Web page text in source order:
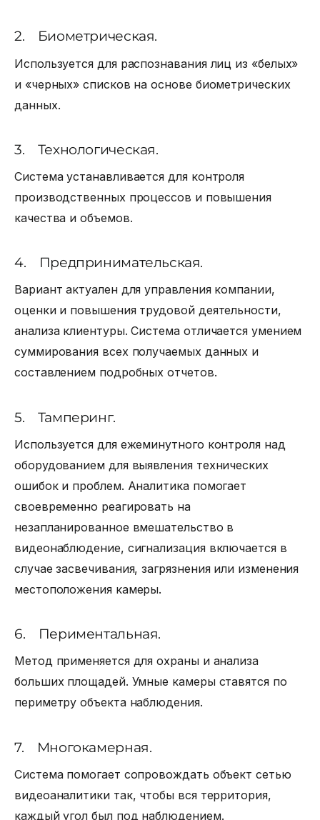
2. Биометрическая.
Используется для распознавания лиц из «белых»
и «черных» списков на основе биометрических
данных.
3. Технологическая.
Система устанавливается для контроля
производственных процессов и повышения
качества и объемов.
4. Предпринимательская.
Вариант актуален для управления компании,
оценки и повышения трудовой деятельности,
анализа клиентуры. Система отличается умением
суммирования всех получаемых данных и
составлением подробных отчетов.
5. Тамперинг.
Используется для ежеминутного контроля над
оборудованием для выявления технических
ошибок и проблем. Аналитика помогает
своевременно реагировать на
незапланированное вмешательство в
видеонаблюдение, сигнализация включается в
случае засвечивания, загрязнения или изменения
местоположения камеры.
6. Периментальная.
Метод применяется для охраны и анализа
больших площадей. Умные камеры ставятся по
периметру объекта наблюдения.
7. Многокамерная.
Система помогает сопровождать объект сетью
видеоаналитики так, чтобы вся территория,
каждый угол был под наблюдением.